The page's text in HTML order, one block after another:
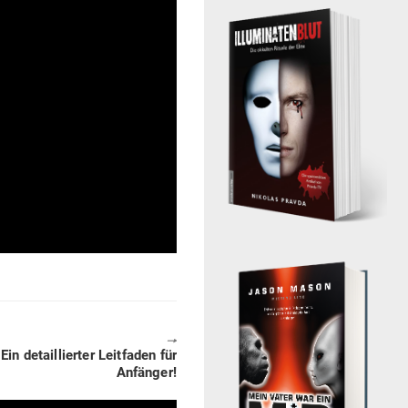
🠖
detail­lierter Leit­faden für
Anfänger!